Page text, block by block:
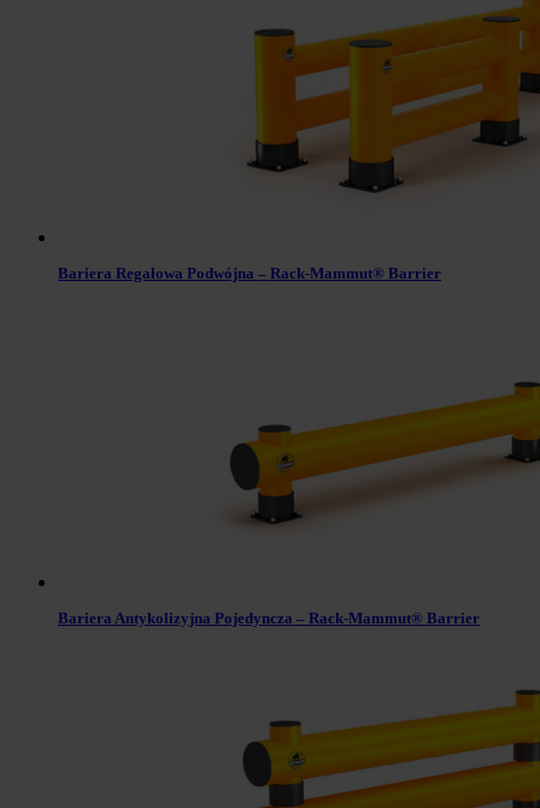
Bariera Regałowa Podwójna – Rack-Mammut® Barrier
Bariera Antykolizyjna Pojedyncza – Rack-Mammut® Barrier